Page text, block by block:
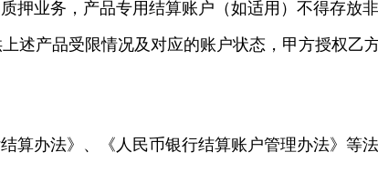
押业务，产品专用结算账户（如适用）不得存放
述产品受限情况及对应的账户状态，甲方授权乙
算办法》、《人民币银行结算账户管理办法》等